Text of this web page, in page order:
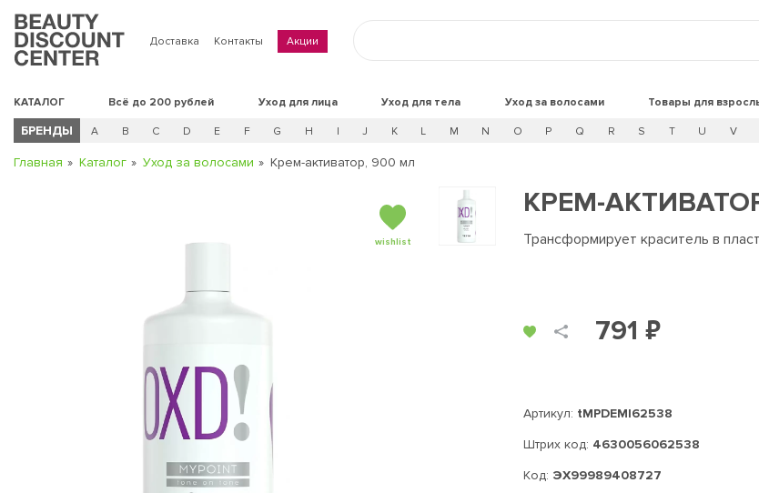
Доставка Контакты Акции
КАТАЛОГ Всё до 200 рублей Уход для лица Уход для тела Уход за волосами Товары для
БРЕНДЫ A B C D E F G H I J K L M N O P Q R S T U V
Главная Каталог Уход за волосами Крем-активатор, 900 мл
wishlist
КРЕМ-
Трансформирует краситель в
791 ₽
Артикул: tMPDEMI62538
Штрих код: 4630056062538
Код: ЭХ99989408727